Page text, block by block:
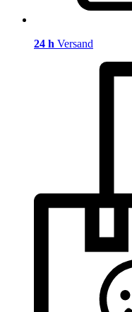
24 h Versand